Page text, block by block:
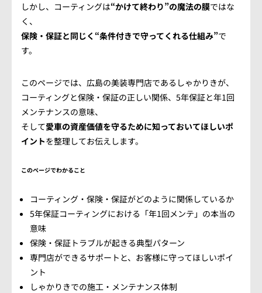
お気軽にお問い合わせください。
TEL.082-225-7355
営業時間：10:00~18:00（日・祝10:00~17:00）
定休日：第3日曜/水曜定休
しかし、コーティングは“かけて終わり”の魔法の膜ではな
く、
保険・保証と同じく“条件付きで守ってくれる仕組み”で
す。
このページでは、広島の美装専門店であるしゃかりきが、
コーティングと保険・保証の正しい関係、5年保証と年1回
メンテナンスの意味、
そして愛車の資産価値を守るために知っておいてほしいポ
イントを整理してお伝えします。
このページでわかること
コーティング・保険・保証がどのように関係しているか
5年保証コーティングにおける「年1回メンテ」の本当の
意味
保険・保証トラブルが起きる典型パターン
専門店ができるサポートと、お客様に守ってほしいポイ
ント
しゃかりきでの施工・メンテナンス体制